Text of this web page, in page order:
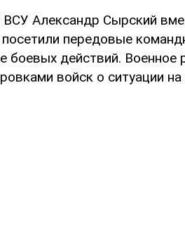
Александр Сырский
передовые
боевых действий.
войск о ситуации на